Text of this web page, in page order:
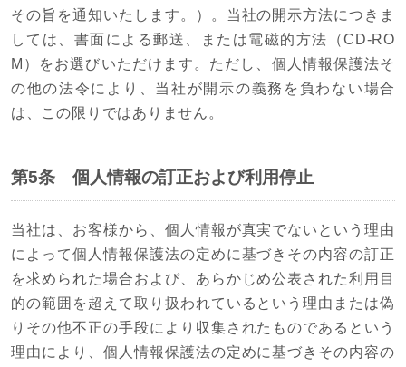
その旨を通知いたします。）。当社の開示方法につきま
しては、書面による郵送、または電磁的方法（CD-RO
M）をお選びいただけます。ただし、個人情報保護法そ
の他の法令により、当社が開示の義務を負わない場合
は、この限りではありません。
第5条 個人情報の訂正および利用停止
当社は、お客様から、個人情報が真実でないという理由
によって個人情報保護法の定めに基づきその内容の訂正
を求められた場合および、あらかじめ公表された利用目
的の範囲を超えて取り扱われているという理由または偽
りその他不正の手段により収集されたものであるという
理由により、個人情報保護法の定めに基づきその内容の